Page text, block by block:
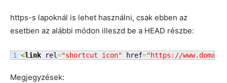
https-s lapoknál is lehet használni, csak ebben az
esetben az alábbi módon illeszd be a HEAD részbe:
<link rel="shortcut icon" href="https://
Megjegyzések: